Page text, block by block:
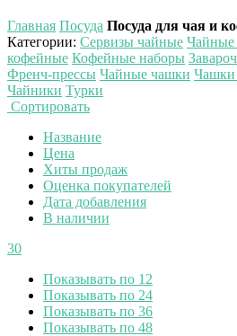
Главная Посуда Посуда для чая и
Категории: Сервизы чайные Чайные
кофейные Кофейные наборы
Френч-прессы Чайные чашки Чашки
Чайники Турки
Сортировать
Название
Цена
Хиты продаж
Оценка покупателей
Дата добавления
В наличии
30
Показывать по 12
Показывать по 24
Показывать по 36
Показывать по 48